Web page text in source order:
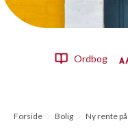
Ordbog
Forside Bolig Ny rente